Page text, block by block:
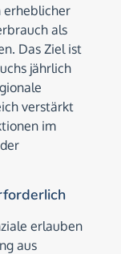
erheblicher
als
Das Ziel ist
jährlich
verstärkt
im
erlauben
aus